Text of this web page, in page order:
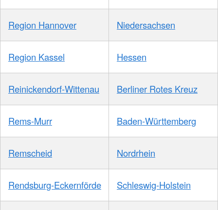
Region Hannover Niedersachsen
Region Kassel Hessen
Reinickendorf-Wittenau Berliner Rotes Kreuz
Rems-Murr Baden-Württemberg
Remscheid Nordrhein
Rendsburg-Eckernförde Schleswig-Holstein